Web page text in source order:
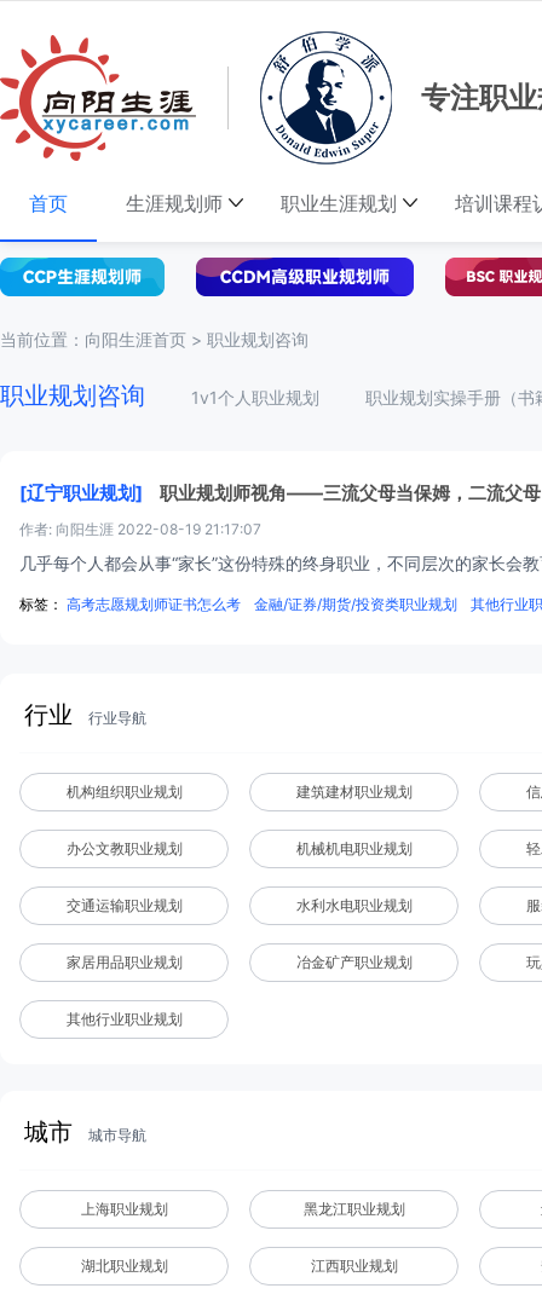
专注职
首页 生涯规划师 职业生涯规划 培训课程
当前位置： 向阳生涯首页 > 职业规划咨询
职业规划咨询 1v1个人职业规划 职业规划实操手册（书
[辽宁职业规划] 职业规划师视角——三流父母当保姆，二流父
作者: 向阳生涯 2022-08-19 21:17:07
几乎每个人都会从事“家长”这份特殊的终身职业，不同层次的家长会
标签： 高考志愿规划师证书怎么考 金融/证券/期货/投资类职业规划 其他行业
行业 行业导航
机构组织职业规划 建筑建材职业规划
办公文教职业规划 机械机电职业规划
交通运输职业规划 水利水电职业规划
家居用品职业规划 冶金矿产职业规划
其他行业职业规划
城市 城市导航
上海职业规划 黑龙江职业规划
湖北职业规划 江西职业规划